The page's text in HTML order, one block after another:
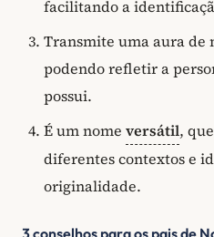
facilitando a
Transmite uma aura de
podendo refletir a
possui.
É um nome versátil,
diferentes contextos e
originalidade.
3 conselhos para os pais de